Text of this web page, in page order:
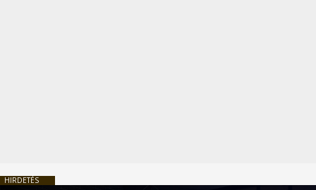
HIRDETÉS